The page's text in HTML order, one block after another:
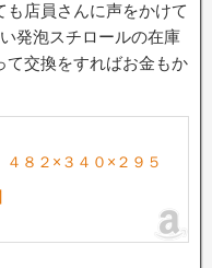
店員さんに声をかけて
発泡スチロールの在庫
て交換をすればお金もか
８２×３４０×２９５